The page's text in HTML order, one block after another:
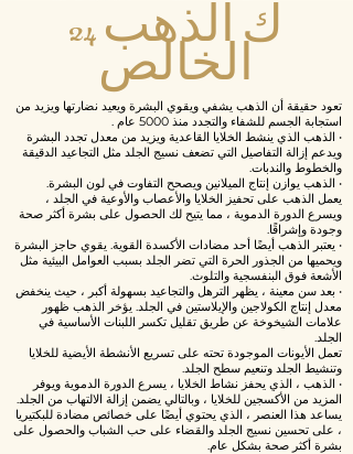
24 ك الذهب
الخالص تعود حقيقة أن الذهب يشفي ويقوي البشرة ويعيد نضارتها ويزيد من
استجابة الجسم للشفاء والتجدد منذ 5000 عام
.
• الذهب الذي ينشط الخلايا القاعدية ويزيد من معدل تجدد البشرة
ويدعم إزالة التفاصيل التي تضعف نسيج الجلد مثل التجاعيد الدقيقة
والخطوط والندبات.
• الذهب يوازن إنتاج الميلانين ويصحح التفاوت في لون البشرة.
يعمل الذهب على تحفيز الخلايا والأعصاب والأوعية في الجلد ،
ويسرع الدورة الدموية ، مما يتيح لك الحصول على بشرة أكثر صحة
وجودة وإشراقًا.
• يعتبر الذهب أيضًا أحد مضادات الأكسدة القوية. يقوي حاجز البشرة
ويحميها من الجذور الحرة التي تضر الجلد بسبب العوامل البيئية مثل
الأشعة فوق البنفسجية والتلوث.
• بعد سن معينة ، يظهر الترهل والتجاعيد بسهولة أكبر ، حيث ينخفض
معدل إنتاج الكولاجين والإيلاستين في الجلد. يؤخر الذهب ظهور
علامات الشيخوخة عن طريق تقليل تكسر اللبنات الأساسية في
الجلد.
تعمل الأيونات الموجودة تحته على تسريع الأنشطة الأيضية للخلايا
وتنشيط الجلد وتنعيم سطح الجلد.
• الذهب ، الذي يحفز نشاط الخلايا ، يسرع الدورة الدموية ويوفر
المزيد من الأكسجين للخلايا ، وبالتالي يضمن إزالة الالتهاب من الجلد.
يساعد هذا العنصر ، الذي يحتوي أيضًا على خصائص مضادة للبكتيريا
، على تحسين نسيج الجلد والقضاء على حب الشباب والحصول على
بشرة أكثر صحة بشكل عام.